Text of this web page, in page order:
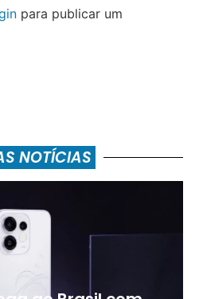
para publicar um
NOTÍCIAS